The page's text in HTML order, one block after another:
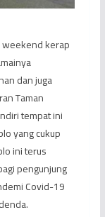
weekend kerap
dan juga
Taman
tempat ini
yang cukup
ini terus
pengunjung
Covid-19